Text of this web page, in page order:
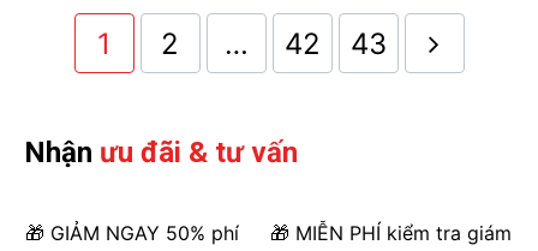
1 2 … 42 43
Nhận ưu đãi & tư vấn
🎁 GIẢM NGAY 50% phí
🎁 MIỄN PHÍ kiểm tra giám